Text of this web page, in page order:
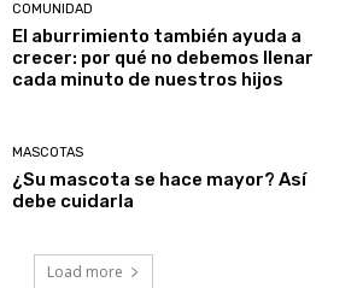
COMUNIDAD
El aburrimiento también ayuda a
crecer: por qué no debemos llenar
cada minuto de nuestros hijos
MASCOTAS
¿Su mascota se hace mayor? Así
debe cuidarla
Load more